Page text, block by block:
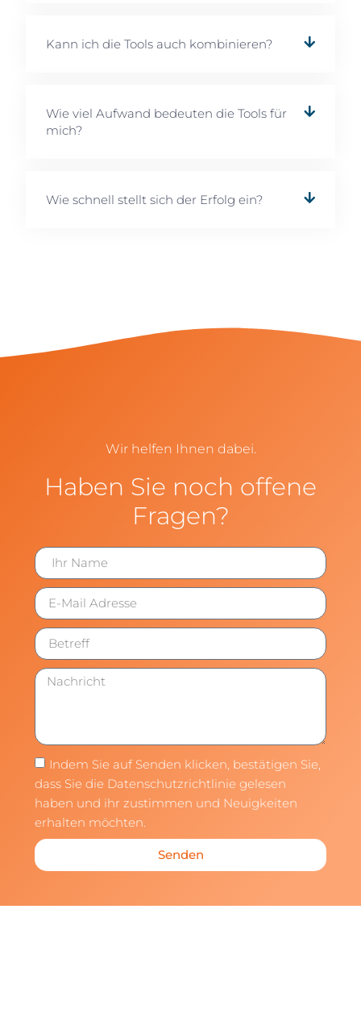
Kann ich die Tools auch kombinieren?
Wie viel Aufwand bedeuten die Tools für
mich?
Wie schnell stellt sich der Erfolg ein?
Wir helfen Ihnen dabei.
Haben Sie noch offene
Fragen?
Indem Sie auf Senden klicken, bestätigen Sie,
dass Sie die Datenschutzrichtlinie gelesen
haben und ihr zustimmen und Neuigkeiten
erhalten möchten.
Senden